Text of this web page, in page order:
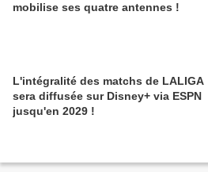
mobilise ses quatre antennes !
L'intégralité des matchs de LALIGA
sera diffusée sur Disney+ via ESPN
jusqu'en 2029 !